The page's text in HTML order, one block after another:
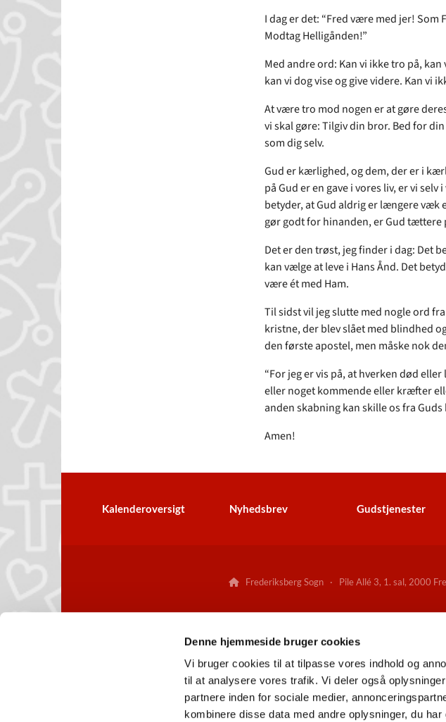
Denne hjemmeside bruger cookies
Vi bruger cookies til at tilpasse vores indhold og
til at analysere vores trafik. Vi deler også
partnere inden for sociale medier,
kombinere disse data med andre oplysninger, du
I dag er det: “Fred være med jer! Som
Modtag Helligånden!”
Med andre ord: Kan vi ikke tro på,
kan vi dog vise og give videre. Kan vi
At være tro mod nogen er at gøre
vi skal gøre: Tilgiv din bror. Bed for
som dig selv.
Gud er kærlighed, og dem, der er i
på Gud er en gave i vores liv, er vi
betyder, at Gud aldrig er længere væk
gør godt for hinanden, er Gud tættere
Det er den trøst, jeg finder i dag: Det
kan vælge at leve i Hans Ånd. Det
være ét med Ham.
Til sidst vil jeg slutte med nogle ord
kristne, der blev slået med blindhed
den første apostel, men måske nok
“For jeg er vis på, at hverken død
eller noget kommende eller kræfter
anden skabning kan skille os fra
Amen!
Kalenderoversigt Nyhedsbrev Gudstjenester
Frederiksberg Sogn · Pile Allé 3, 1. sal, 2000
Gå til
Kontakt